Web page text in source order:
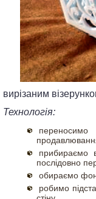
вирізаним
Технологія:
прибираємо
послідовно
обираємо фон
робимо